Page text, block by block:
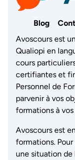
Blog
Avoscours est
Qualiopi en
cours
certifiantes et
Personnel de
parvenir à vos
formations à
Avoscours est
formations.
une situation